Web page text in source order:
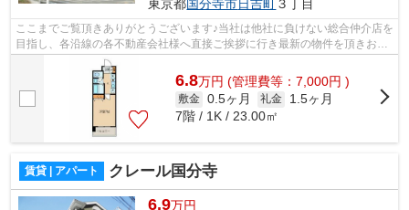
東京都国分寺市日吉町３丁目
ここまでご覧頂きありがとうございます♪当社は他社に負けない総合仲介店を
目指し、各沿線の各不動産会社様へ直接ご挨拶に行き最新の物件を頂きお客
様へ提供しております！最新の情報は...
6.8万円 (管理費等：7,000円 )
敷金 0.5ヶ月 礼金
1.5ヶ月
7階 / 1K / 23.00㎡
賃貸 | アパート クレール国分寺
6.9万円